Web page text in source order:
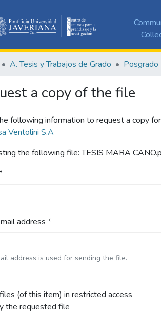
A. Tesis y Trabajos de Grado Posgrado
a copy of the file
following information to request a copy
Ventolini S.A
the following file: TESIS MARA
address *
address is used for sending the file.
(of this item) in restricted access
the requested file